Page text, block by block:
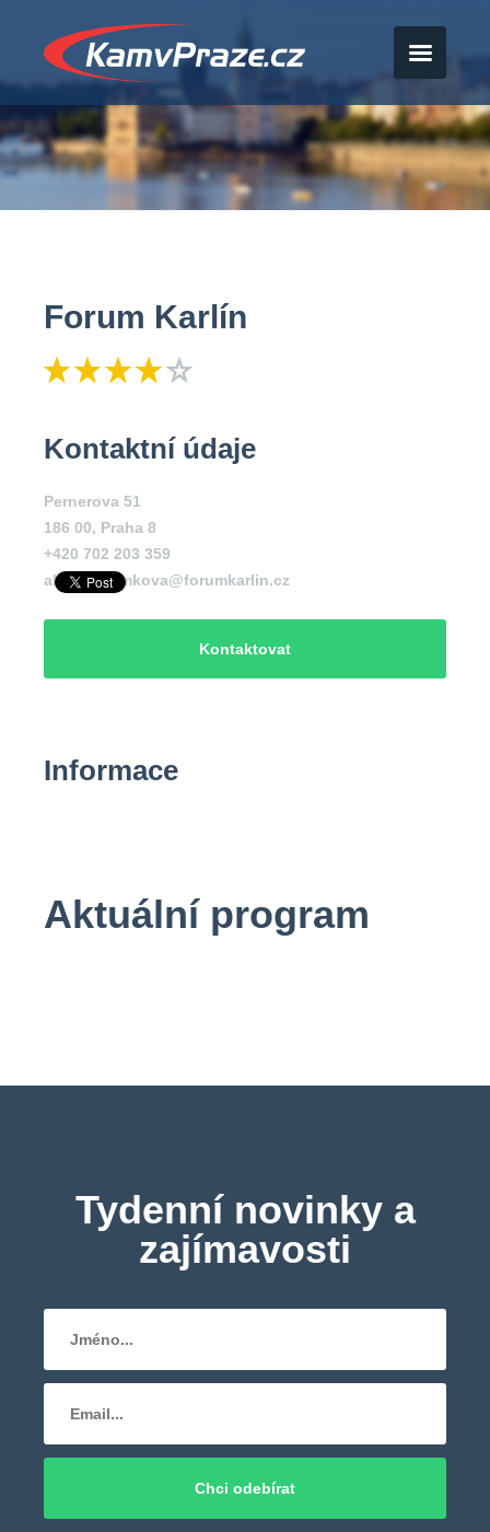
Forum Karlín
Kontaktní údaje
Pernerova 51
186 00, Praha 8
+420 702 203 359
alzbeta.klimkova@forumkarlin.cz
Kontaktovat
Informace
Aktuální program
Tydenní novinky a
zajímavosti